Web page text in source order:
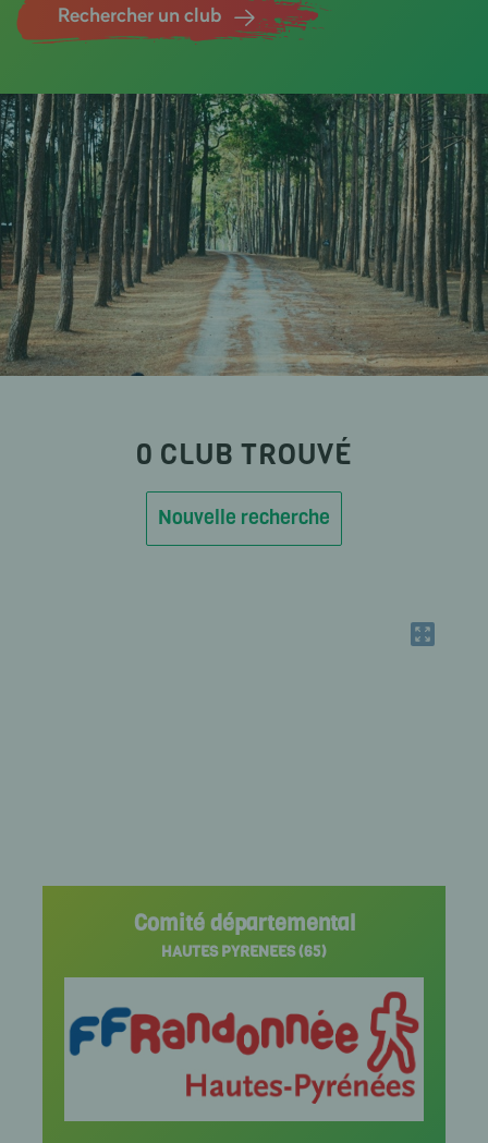
AUBE
AVEYRON
BAS RHIN
BOUCHES DU RHONE
CALVADOS
CANTAL
CHARENTE
DROME
EURE ET LOIR
Marche nordique
Longe Côte - Marche Aquatique
Marche d'Endurance - Marche à Allure Audax
Randochallenges (Participation)
Géocaching (caches et GPS) ou Randocaching®
Ski de fond
Rechercher un club
0 CLUB TROUVÉ
Nouvelle recherche
Comité départemental
HAUTES PYRENEES (65)